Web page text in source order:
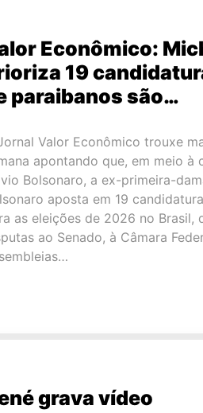
Econômico:
19
paraibanos são…
Valor Econômico trouxe
apontando que, em meio à
Bolsonaro, a ex-primeira-
aposta em 19
as eleições de 2026 no Brasil,
ao Senado, à Câmara
grava vídeo